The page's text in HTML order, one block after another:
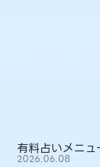
有料占いメニ
2026.06.08